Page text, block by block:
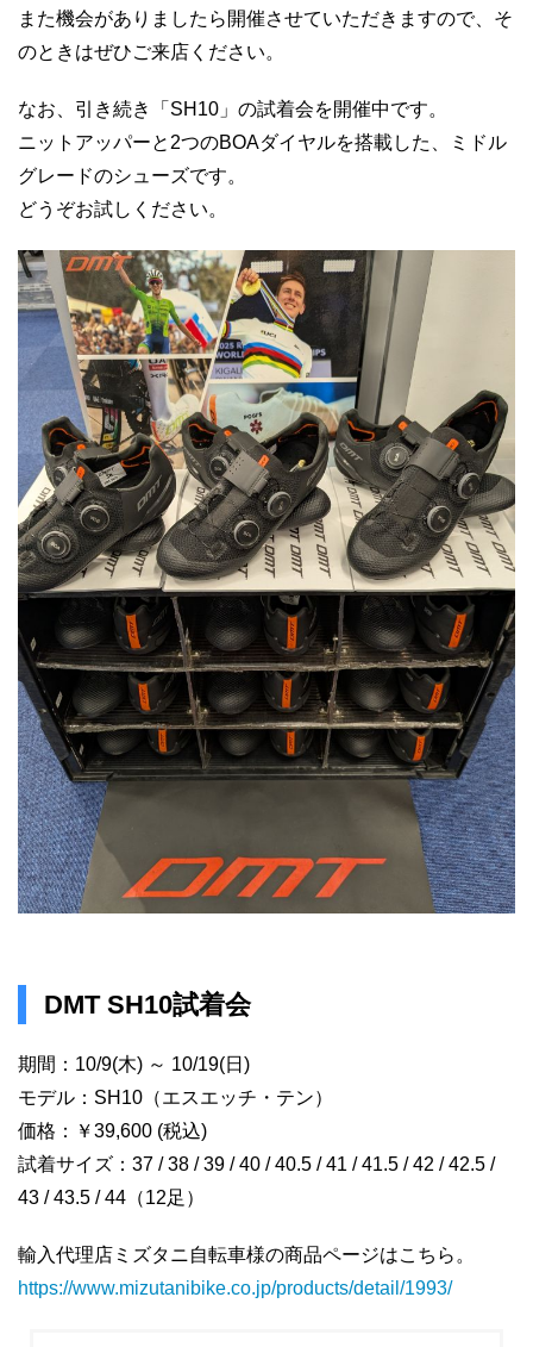
また機会がありましたら開催させていただきますので、そ
のときはぜひご来店ください。
なお、引き続き「SH10」の試着会を開催中です。
ニットアッパーと2つのBOAダイヤルを搭載した、ミドル
グレードのシューズです。
どうぞお試しください。
DMT SH10試着会
期間：10/9(木) ～ 10/19(日)
モデル：SH10（エスエッチ・テン）
価格：￥39,600 (税込)
試着サイズ：37 / 38 / 39 / 40 / 40.5 / 41 / 41.5 / 42 / 42.5 /
43 / 43.5 / 44（12足）
輸入代理店ミズタニ自転車様の商品ページはこちら。
https://www.mizutanibike.co.jp/products/detail/1993/